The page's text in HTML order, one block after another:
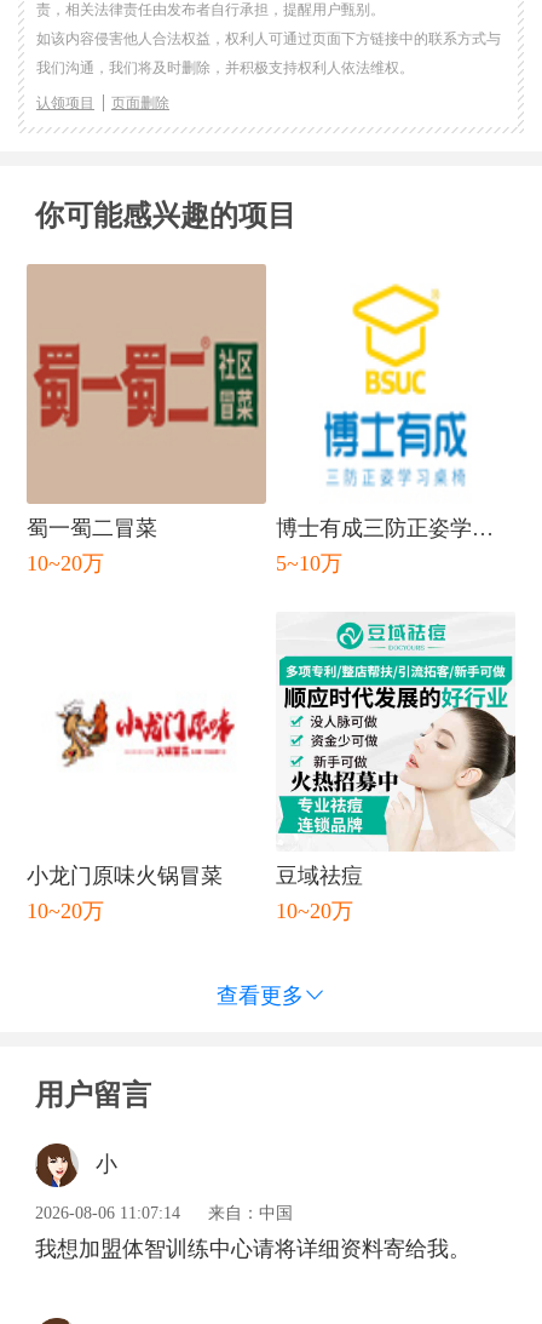
责，相关法律责任由发布者自行承担，提醒用户甄别。
如该内容侵害他人合法权益，权利人可通过页面下方链接中的联系方式与
我们沟通，我们将及时删除，并积极支持权利人依法维权。
认领项目 页面删除
你可能感兴趣的项目
蜀一蜀二冒菜
10~20万
博士有成三防正姿学习
桌
5~10万
小龙门原味火锅冒菜
10~20万
豆域祛痘
10~20万
查看更多 
用户留言
小
2026-08-06 11:07:14 来自：中国
我想加盟体智训练中心请将详细资料寄给我。